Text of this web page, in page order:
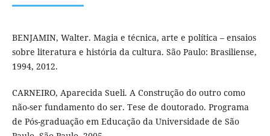
BENJAMIN, Walter. Magia e técnica, arte e política – ensaios
sobre literatura e história da cultura. São Paulo: Brasiliense,
1994, 2012.
CARNEIRO, Aparecida Sueli. A Construção do outro como
não-ser fundamento do ser. Tese de doutorado. Programa
de Pós-graduação em Educação da Universidade de São